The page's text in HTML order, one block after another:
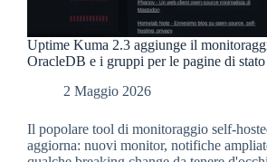
Uptime Kuma 2.3 aggiunge il
OracleDB e i gruppi per le pagine di stato
2 Maggio 2026
Il popolare tool di monitoraggio self-
aggiorna: nuovi monitor, notifiche